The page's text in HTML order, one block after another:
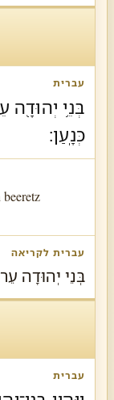
בְּנֵ֥י יְהוּדָ֖ה
כְּנָֽעַן׃
beeretz
בְּנֵי יְהוּדָה עֵר